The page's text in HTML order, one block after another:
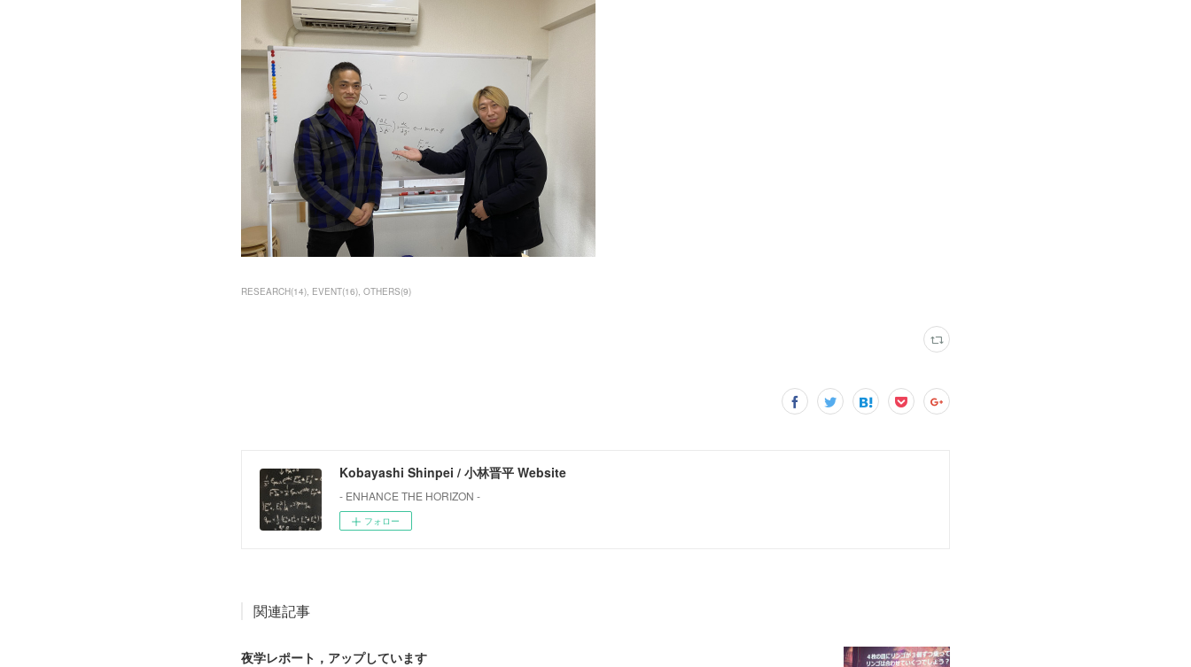
RESEARCH(14) EVENT(16) OTHERS(9)
Kobayashi Shinpei / 小林晋平 Website
- ENHANCE THE HORIZON -
フォロー
関連記事
夜学レポート，アップしています